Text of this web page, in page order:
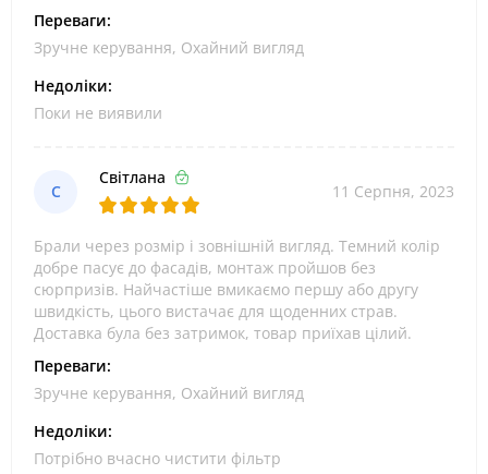
Переваги:
Зручне керування, Охайний вигляд
Недоліки:
Поки не виявили
С
Світлана
11 Серпня, 2023
Брали через розмір і зовнішній вигляд. Темний колір
добре пасує до фасадів, монтаж пройшов без
сюрпризів. Найчастіше вмикаємо першу або другу
швидкість, цього вистачає для щоденних страв.
Доставка була без затримок, товар приїхав цілий.
Переваги:
Зручне керування, Охайний вигляд
Недоліки:
Потрібно вчасно чистити фільтр